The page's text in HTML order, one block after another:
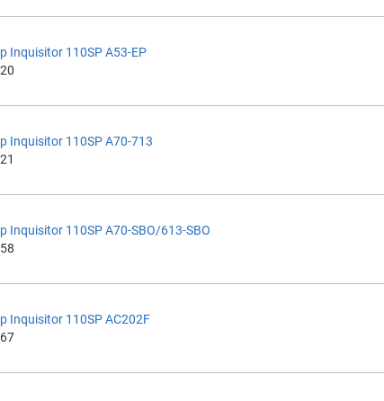
Inquisitor 110SP A53-EP
Inquisitor 110SP A70-713
Inquisitor 110SP A70-SBO/613-SBO
Inquisitor 110SP AC202F